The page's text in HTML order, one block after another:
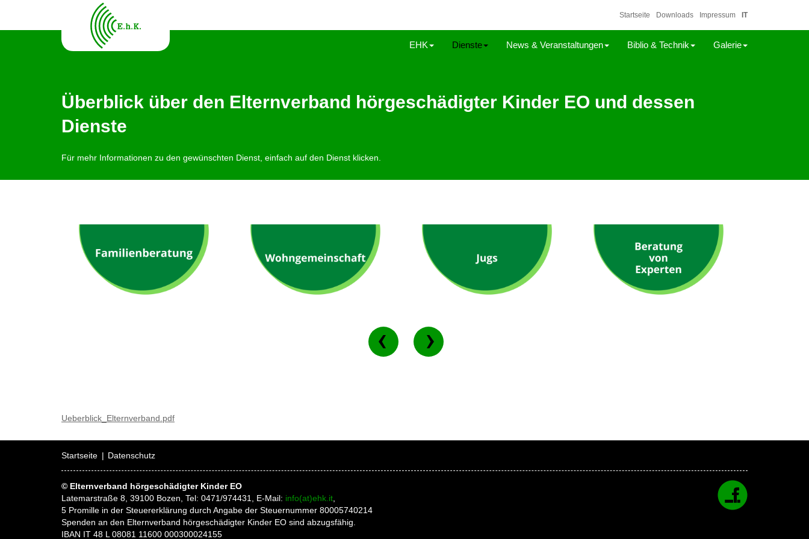
EHK Dienste News & Veranstaltungen Biblio & Technik Galerie
Startseite Downloads Impressum IT
Überblick über den Elternverband hörgeschädigter Kinder EO und dessen
Dienste
Für mehr Informationen zu den gewünschten Dienst, einfach auf den Dienst klicken.
Ueberblick_Elternverband.pdf
Startseite Datenschutz
© Elternverband hörgeschädigter Kinder EO
Latemarstraße 8, 39100 Bozen, Tel: 0471/974431, E-Mail: info(at)ehk.it
5 Promille in der Steuererklärung durch Angabe der Steuernummer 80005740214
Spenden an den Elternverband hörgeschädigter Kinder EO sind abzugsfähig.
IBAN IT 48 L 08081 11600 000300024155